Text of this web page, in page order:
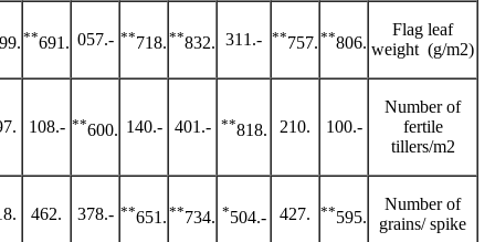
Flag leaf
weight (g/m2)
.806
**
.757
**
-.311
.832
**
.718
**
-.057
.691
**
.499
Number of
fertile
tillers/m2
-.100
.210
.818
**
-.401
-.140
.600
**
-.108
.097
Number of
grains/ spike
.595
**
.427
-.504
*
.734
**
.651
**
-.378
.462
.318